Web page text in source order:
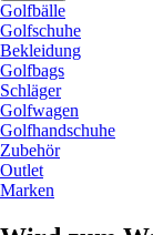
Golfbälle
Golfschuhe
Bekleidung
Golfbags
Schläger
Golfwagen
Golfhandschuhe
Zubehör
Outlet
Marken